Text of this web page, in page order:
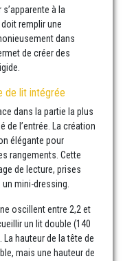
à la
remplir une
dans
de créer des
de lit intégrée
dans la partie la plus
de l’entrée. La création
élégante pour
rangements. Cette
de lecture, prises
mini-dressing.
oscillent entre 2,2 et
un lit double (140
hauteur de la tête de
mais une hauteur de